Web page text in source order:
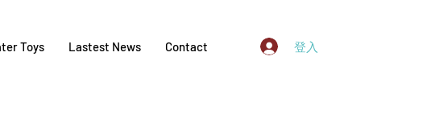
Toys Lastest News Contact 登入